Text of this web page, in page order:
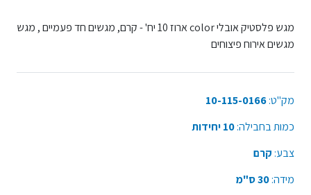
מגש פלסטיק אובלי color ארוז 10 יח' - קרם, מגשים חד פעמיים , מגש
מגשים אירוח פיצוחים
מק"ט:10-115-0166
כמות בחבילה:10 יחידות
צבע: קרם
מידה:30 ס"מ